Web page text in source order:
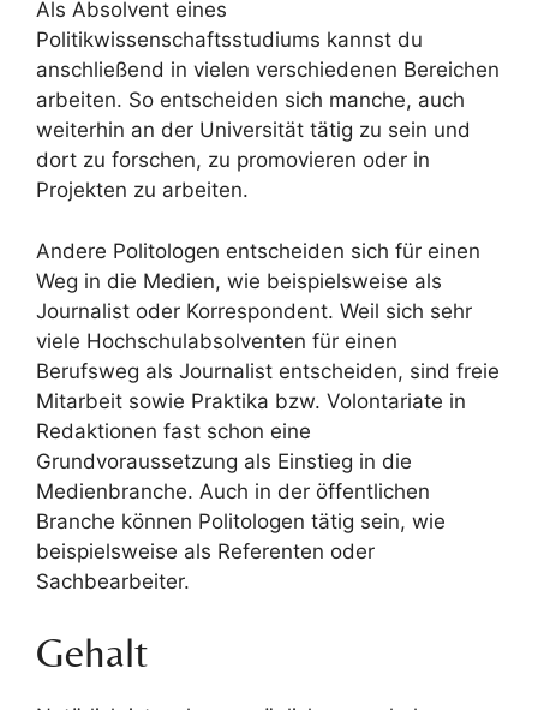
Als Absolvent eines
Politikwissenschaftsstudiums kannst du
anschließend in vielen verschiedenen Bereichen
arbeiten. So entscheiden sich manche, auch
weiterhin an der Universität tätig zu sein und
dort zu forschen, zu promovieren oder in
Projekten zu arbeiten.
Andere Politologen entscheiden sich für einen
Weg in die Medien, wie beispielsweise als
Journalist oder Korrespondent. Weil sich sehr
viele Hochschulabsolventen für einen
Berufsweg als Journalist entscheiden, sind freie
Mitarbeit sowie Praktika bzw. Volontariate in
Redaktionen fast schon eine
Grundvoraussetzung als Einstieg in die
Medienbranche. Auch in der öffentlichen
Branche können Politologen tätig sein, wie
beispielsweise als Referenten oder
Sachbearbeiter.
Gehalt